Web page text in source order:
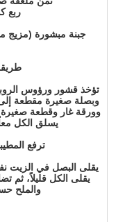
ربع
جبنة مبشورة (مزيج
تؤخذ قشور ورؤوس
وبصلة صغيرة مقطعة
وورقة غار وقطعة
يسلق الكل
ترفع
يقلى البصل في الزيت
يقلى الكل قليلاً، ثم
والملح